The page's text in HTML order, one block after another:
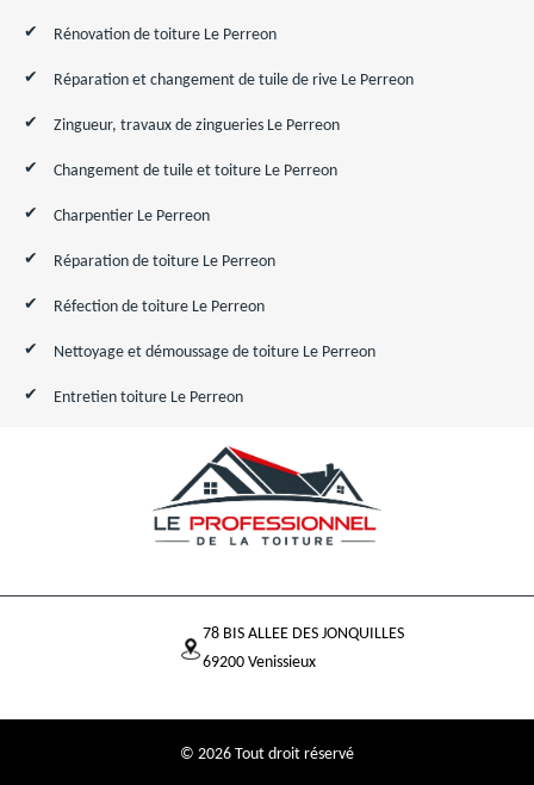
Rénovation de toiture Le Perreon
Réparation et changement de tuile de rive Le Perreon
Zingueur, travaux de zingueries Le Perreon
Changement de tuile et toiture Le Perreon
Charpentier Le Perreon
Réparation de toiture Le Perreon
Réfection de toiture Le Perreon
Nettoyage et démoussage de toiture Le Perreon
Entretien toiture Le Perreon
78 BIS ALLEE DES JONQUILLES
69200 Venissieux
© 2026 Tout droit réservé